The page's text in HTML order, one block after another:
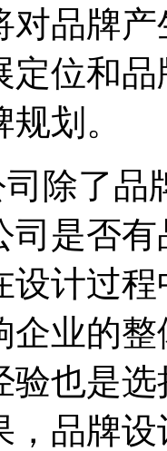
对品牌
定位和
划。
除了品
司是否
设计过
企业的
验也是
，品牌